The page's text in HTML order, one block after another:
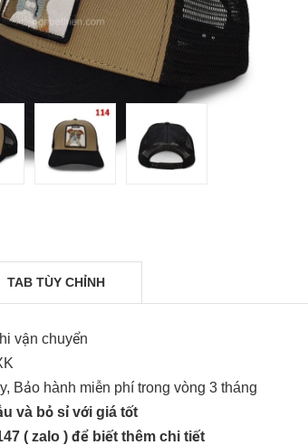
TAB TÙY CHỈNH
vận chuyển
Bảo hành miễn phí trong vòng 3 tháng
và bỏ sỉ với giá tốt
( zalo ) để biết thêm chi tiết